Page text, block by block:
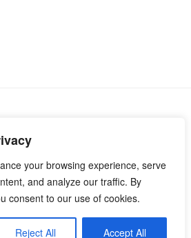
your browsing experience, serve
and analyze our traffic. By
consent to our use of cookies.
Reject All Accept All